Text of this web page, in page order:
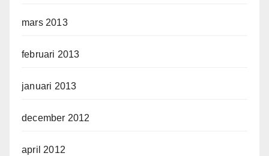
mars 2013
februari 2013
januari 2013
december 2012
april 2012